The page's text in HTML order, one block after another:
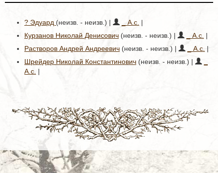
? Эдуард (неизв. - неизв.) | _ А.с. |
Курзанов Николай Денисович (неизв. - неизв.) | _ А.с. |
Растворов Андрей Андреевич (неизв. - неизв.) | _ А.с. |
Шрейдер Николай Константинович (неизв. - неизв.) |
А.с. |